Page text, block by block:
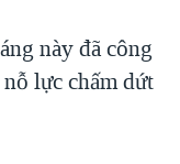
này đã công
lực chấm dứt